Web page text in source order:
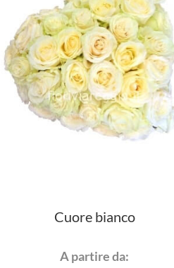
Cuore bianco
A partire da: